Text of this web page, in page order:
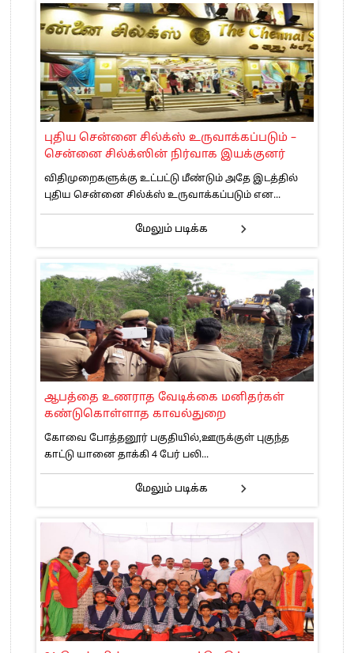
புதிய சென்னை சில்க்ஸ் உருவாக்கப்படும் –
சென்னை சில்க்ஸின் நிர்வாக இயக்குனர்
விதிமுறைகளுக்கு உட்பட்டு மீண்டும் அதே இடத்தில்
புதிய சென்னை சில்க்ஸ் உருவாக்கப்படும் என...
மேலும் படிக்க
ஆபத்தை உணராத வேடிக்கை மனிதர்கள்
கண்டுகொள்ளாத காவல்துறை
கோவை போத்தனூர் பகுதியில்,ஊருக்குள் புகுந்த
காட்டு யானை தாக்கி 4 பேர் பலி...
மேலும் படிக்க